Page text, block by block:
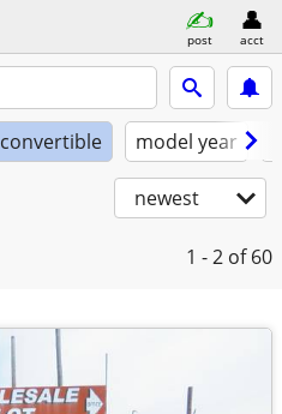
post acct
convertible model year
newest
1 - 2 of 60